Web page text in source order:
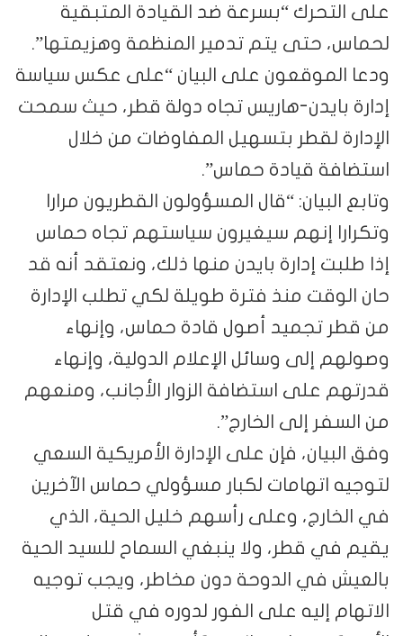
على التحرك “بسرعة ضد القيادة المتبقية
لحماس، حتى يتم تدمير المنظمة وهزيمتها”.
ودعا الموقعون على البيان “على عكس سياسة
إدارة بايدن-هاريس تجاه دولة قطر، حيث سمحت
الإدارة لقطر بتسهيل المفاوضات من خلال
استضافة قيادة حماس”.
وتابع البيان: “قال المسؤولون القطريون مرارا
وتكرارا إنهم سيغيرون سياستهم تجاه حماس
إذا طلبت إدارة بايدن منها ذلك، ونعتقد أنه قد
حان الوقت منذ فترة طويلة لكي تطلب الإدارة
من قطر تجميد أصول قادة حماس، وإنهاء
وصولهم إلى وسائل الإعلام الدولية، وإنهاء
قدرتهم على استضافة الزوار الأجانب، ومنعهم
من السفر إلى الخارج”.
وفق البيان، فإن على الإدارة الأمريكية السعي
لتوجيه اتهامات لكبار مسؤولي حماس الآخرين
في الخارج، وعلى رأسهم خليل الحية، الذي
يقيم في قطر، ولا ينبغي السماح للسيد الحية
بالعيش في الدوحة دون مخاطر، ويجب توجيه
الاتهام إليه على الفور لدوره في قتل